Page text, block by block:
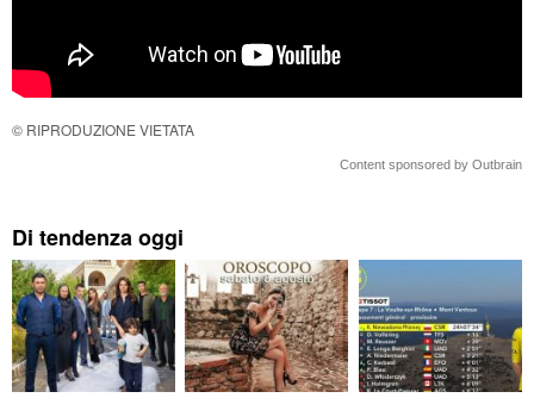
© RIPRODUZIONE VIETATA
Content sponsored by Outbrain
Di tendenza oggi